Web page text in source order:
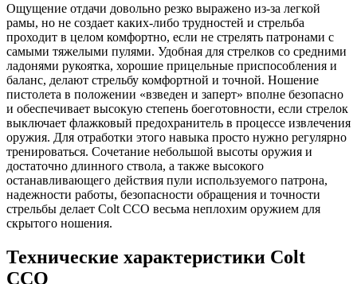
Ощущение отдачи довольно резко выражено из-за легкой
рамы, но не создает каких-либо трудностей и стрельба
проходит в целом комфортно, если не стрелять патронами с
самыми тяжелыми пулями. Удобная для стрелков со средними
ладонями рукоятка, хорошие прицельные приспособления и
баланс, делают стрельбу комфортной и точной. Ношение
пистолета в положении «взведен и заперт» вполне безопасно
и обеспечивает высокую степень боеготовности, если стрелок
выключает флажковый предохранитель в процессе извлечения
оружия. Для отработки этого навыка просто нужно регулярно
тренироваться. Сочетание небольшой высоты оружия и
достаточно длинного ствола, а также высокого
останавливающего действия пули используемого патрона,
надежности работы, безопасности обращения и точности
стрельбы делает Colt CCO весьма неплохим оружием для
скрытого ношения.
Технические характеристики Colt
CCO